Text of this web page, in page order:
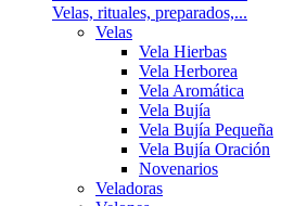
Velas, rituales, preparados,...
Velas
Vela Hierbas
Vela Herborea
Vela Aromática
Vela Bujía
Vela Bujía Pequeña
Vela Bujía Oración
Novenarios
Veladoras